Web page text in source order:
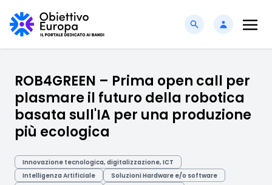
ROB4GREEN – Prima open call per
plasmare il futuro della robotica
basata sull'IA per una produzione
più ecologica
Innovazione tecnologica, digitalizzazione, ICT
Intelligenza Artificiale
Soluzioni Hardware e/o software